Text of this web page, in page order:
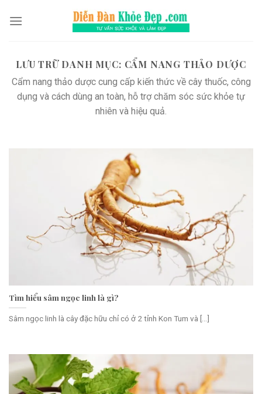
đến
LƯU TRỮ DANH MỤC: CẨM NANG THẢO DƯỢC
Cẩm nang thảo dược cung cấp kiến thức về cây thuốc, công
dụng và cách dùng an toàn, hỗ trợ chăm sóc sức khỏe tự
nhiên và hiệu quả.
Tìm hiểu sâm ngọc linh là gì?
Sâm ngọc linh là cây đặc hữu chỉ có ở 2 tỉnh Kon Tum và [...]